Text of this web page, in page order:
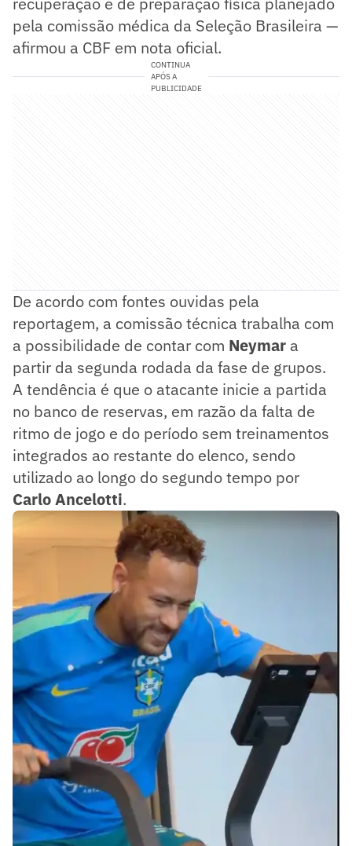
pela comissão médica da Seleção Brasileira —
afirmou a CBF em nota oficial.
CONTINUA
APÓS A
PUBLICIDADE
De acordo com fontes ouvidas pela
reportagem, a comissão técnica trabalha com
a possibilidade de contar com Neymar a
partir da segunda rodada da fase de grupos.
A tendência é que o atacante inicie a partida
no banco de reservas, em razão da falta de
ritmo de jogo e do período sem treinamentos
integrados ao restante do elenco, sendo
utilizado ao longo do segundo tempo por
Carlo Ancelotti.